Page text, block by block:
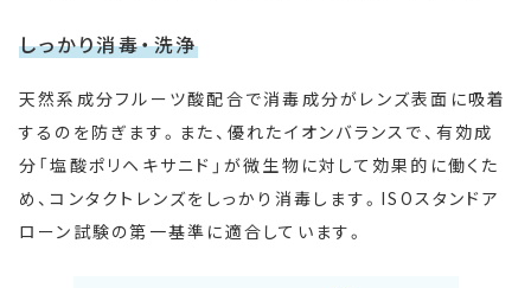
しっかり消毒・洗浄
天然系成分フルーツ酸配合で消毒成分がレンズ表面に吸着
するのを防ぎます。また、優れたイオンバランスで、有効成
分「塩酸ポリヘキサニド」が微生物に対して効果的に働くた
め、コンタクトレンズをしっかり消毒します。ISOスタンドア
ローン試験の第一基準に適合しています。